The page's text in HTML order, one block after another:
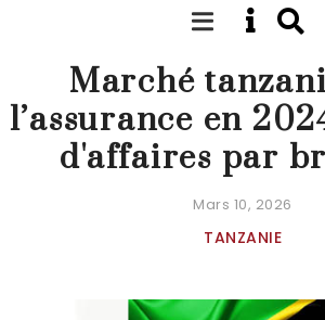
STATISTIQUES PAYS
Marché
l’assurance en
d'affaires par
Mars 10, 2026
TANZANIE